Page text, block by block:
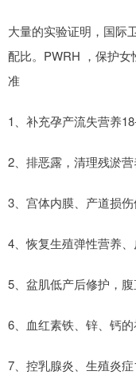
大量的实验证明，国际
配比。PWRH ，保护
准
1、补充孕产流失营养
2、排恶露，清理残淤
3、宫体内膜、产道损
4、恢复生殖弹性营养
5、盆肌低产后修护，
6、血红素铁、锌、钙
7、控乳腺炎、生殖炎